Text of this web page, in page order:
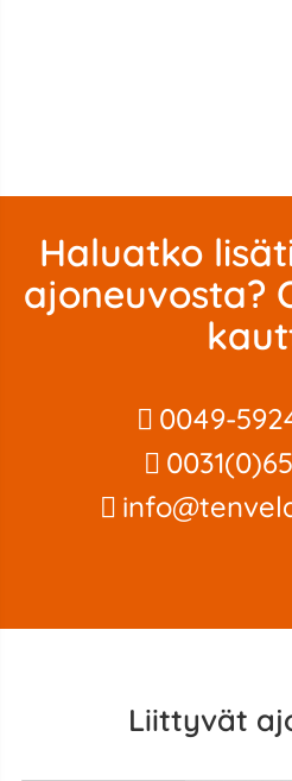
Haluatko
ajoneuvosta?
0049-
Liittyvät